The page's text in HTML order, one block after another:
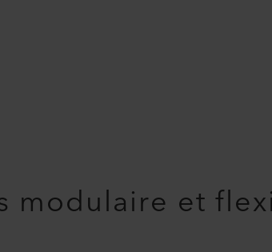
modulaire et